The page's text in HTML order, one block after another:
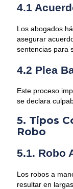
4.1
Los abogados
asegurar
sentencias para
4.2 Plea
Este proceso
se declara
5. Tipos
Robo
5.1. Robo
Los robos a
resultar en